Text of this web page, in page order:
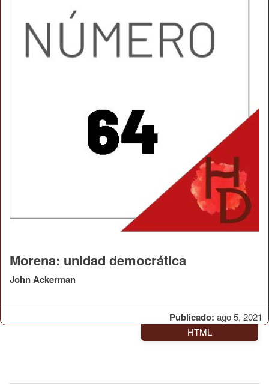
Publicado: ago 5, 2021
Morena: unidad democrática
John Ackerman
HTML